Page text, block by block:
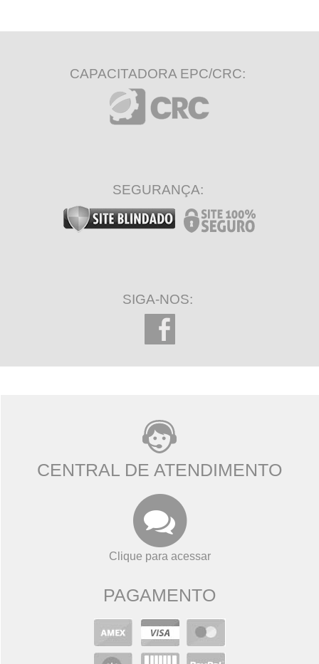
CAPACITADORA EPC/CRC:
SEGURANÇA:
SIGA-NOS:
CENTRAL DE ATENDIMENTO
Clique para acessar
PAGAMENTO